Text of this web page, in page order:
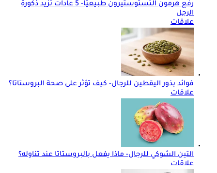
رفع هرمون التستوستيرون طبيعيًا- 5 عادات تزيد ذكورة
الرجل
علاقات
فوائد بذور اليقطين للرجال- كيف تؤثر على صحة البروستاتا؟
علاقات
التين الشوكي للرجال- ماذا يفعل بالبروستاتا عند تناوله؟
علاقات